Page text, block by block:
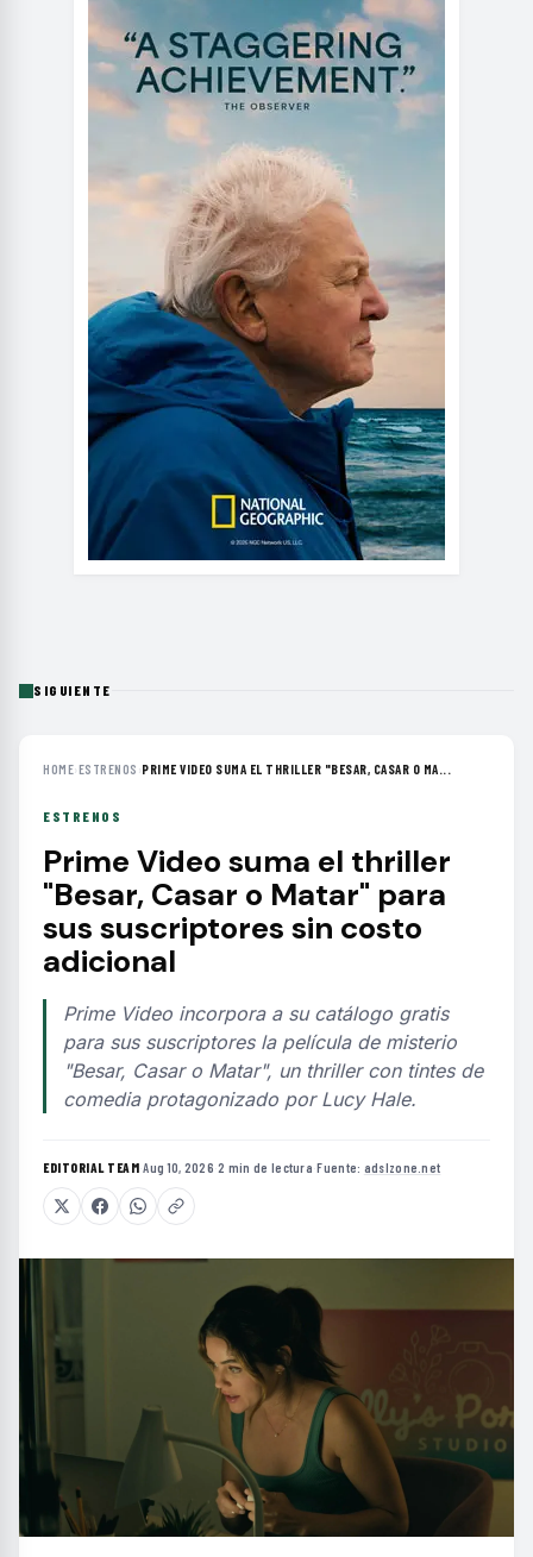
SIGUIENTE
HOME›ESTRENOS ›PRIME VIDEO SUMA EL THRILLER "BESAR, CASAR O MA...
ESTRENOS
Prime Video suma el thriller
"Besar, Casar o Matar" para
sus suscriptores sin costo
adicional
Prime Video incorpora a su catálogo gratis
para sus suscriptores la película de misterio
"Besar, Casar o Matar", un thriller con tintes de
comedia protagonizado por Lucy Hale.
EDITORIAL TEAM·Aug 10, 2026·2 min de lectura·Fuente: adslzone.net